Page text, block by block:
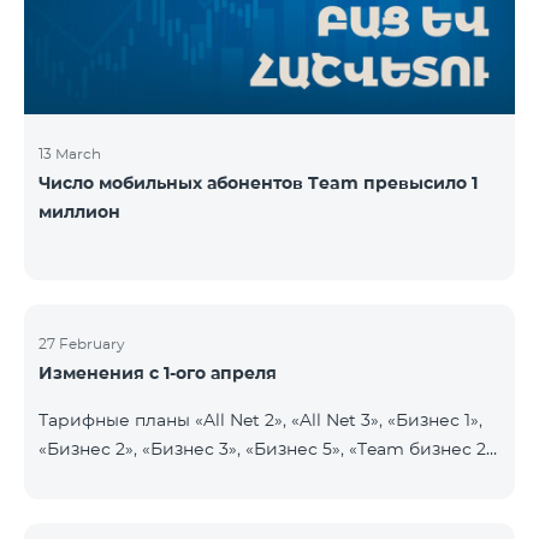
прежних 2900 драмов. Абоненты получат 750
13 March
Число мобильных абонентов Team превысило 1
миллион
27 February
Изменения с 1-ого апреля
Тарифные планы «All Net 2», «All Net 3», «Бизнес 1»,
«Бизнес 2», «Бизнес 3», «Бизнес 5», «Team бизнес 2»,